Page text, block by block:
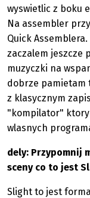
wyswietlic z boku
Na assembler
Quick
zaczalem jeszcze
muzyczki na
dobrze pamietam
z klasycznym
"kompilator" ktory
wlasnych
dely: Przypomnij
sceny co to jest
Slight to jest